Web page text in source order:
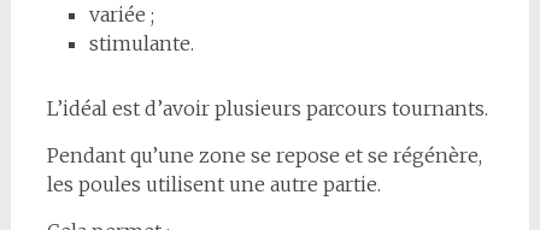
variée ;
stimulante.
L’idéal est d’avoir plusieurs parcours tournants.
Pendant qu’une zone se repose et se régénère,
les poules utilisent une autre partie.